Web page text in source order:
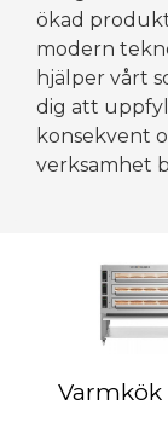
ökad
modern
hjälper vårt
dig att
konsekvent
verksamhet
Varmkök